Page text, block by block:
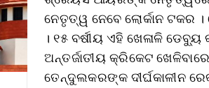
ନେତୃତ୍ୱ ନେବେ ଲୋର୍କାନ ଟକର
। ୧୫ ବର୍ଷୀୟ ଏହି ଖେଳାଳି
ଅନ୍ତର୍ଜାତୀୟ କ୍ରିକେଟ
ତେନ୍ଦୁଲକରଙ୍କ ଦୀର୍ଘକାଳୀନ